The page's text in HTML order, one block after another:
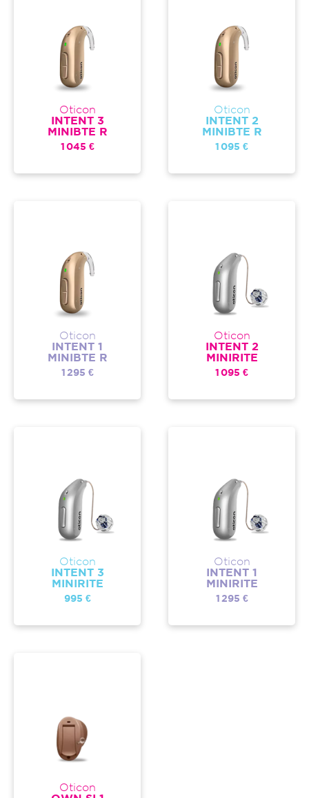
Oticon
INTENT 3
MINIBTE R
1 045 €
Oticon
INTENT 2
MINIBTE R
1 095 €
Oticon
INTENT 1
MINIBTE R
1 295 €
Oticon
INTENT 2
MINIRITE
1 095 €
Oticon
INTENT 3
MINIRITE
995 €
Oticon
INTENT 1
MINIRITE
1 295 €
Oticon